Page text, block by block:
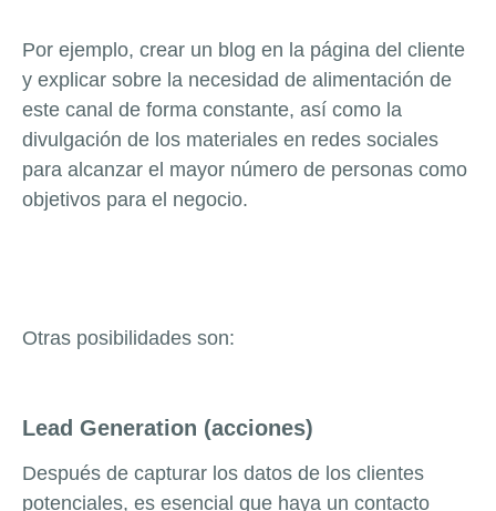
Por ejemplo, crear un blog en la página del cliente
y explicar sobre la necesidad de alimentación de
este canal de forma constante, así como la
divulgación de los materiales en redes sociales
para alcanzar el mayor número de personas como
objetivos para el negocio.
Otras posibilidades son:
Lead Generation (acciones)
Después de capturar los datos de los clientes
potenciales, es esencial que haya un contacto